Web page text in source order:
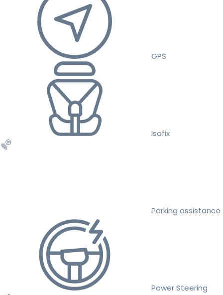
GPS
Isofix
Parking assistance
Power Steering